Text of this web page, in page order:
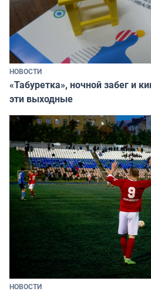
НОВОСТИ
«Табуретка», ночной забег и
эти выходные
НОВОСТИ